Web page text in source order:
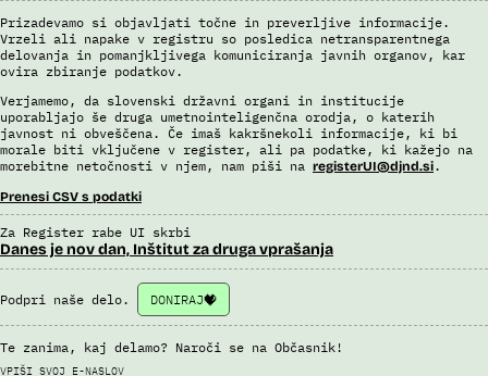
Sistem uporablja sledeče vire podatkov: Evidenca potnikov,
prijavljenih na let, Evidenca potnikov iz sistema rezervacij letalskih
vozovnic, Evidence policije, Schengenskega informacijskega sistema,
Interpola.
Viri:
Brošura 60 let informacijsko telekomunikacijskega sistema policije
Odgovor na zahtevek za informacije javnega značaja
Prizadevamo si objavljati točne in preverljive informacije.
Vrzeli ali napake v registru so posledica netransparentnega
delovanja in pomanjkljivega komuniciranja javnih organov, kar
ovira zbiranje podatkov.
Verjamemo, da slovenski državni organi in institucije
uporabljajo še druga umetnointeligenčna orodja, o katerih
javnost ni obveščena. Če imaš kakršnekoli informacije, ki bi
morale biti vključene v register, ali pa podatke, ki kažejo na
morebitne netočnosti v njem, nam piši na registerUI@djnd.si.
Prenesi CSV s podatki
Za Register rabe UI skrbi
Danes je nov dan, Inštitut za druga vprašanja
Podpri naše delo. DONIRAJ
Te zanima, kaj delamo? Naroči se na Občasnik!
VPIŠI SVOJ E-NASLOV